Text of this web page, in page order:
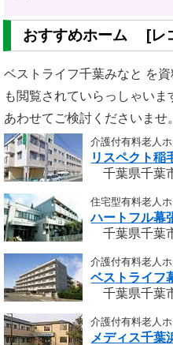
おすすめホーム [レ
ベストライフ千葉みなと を
も閲覧されていらっしゃいま
あわせてご検討くださいませ。
介護付有料老人
リスペクト稲
千葉県千葉
住宅型有料老人
ハートフル幕
千葉県千葉
介護付有料老人
ベストライフ
千葉県千葉
介護付有料老人
メディス千葉